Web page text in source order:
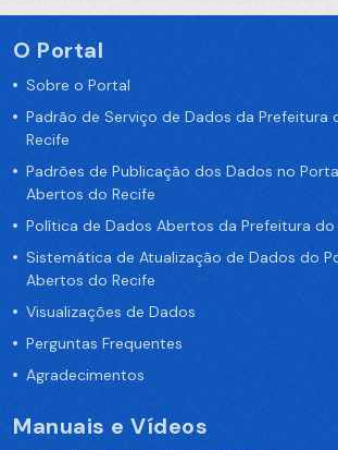
O Portal
Sobre o Portal
Padrão de Serviço de Dados da Prefeitura
Recife
Padrões de Publicação dos Dados no
Abertos do Recife
Política de Dados Abertos da Prefeitura do
Sistemática de Atualização de Dados do
Abertos do Recife
Visualizações de Dados
Perguntas Frequentes
Agradecimentos
Manuais e Vídeos